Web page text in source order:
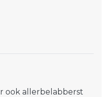
ook allerbelabberst